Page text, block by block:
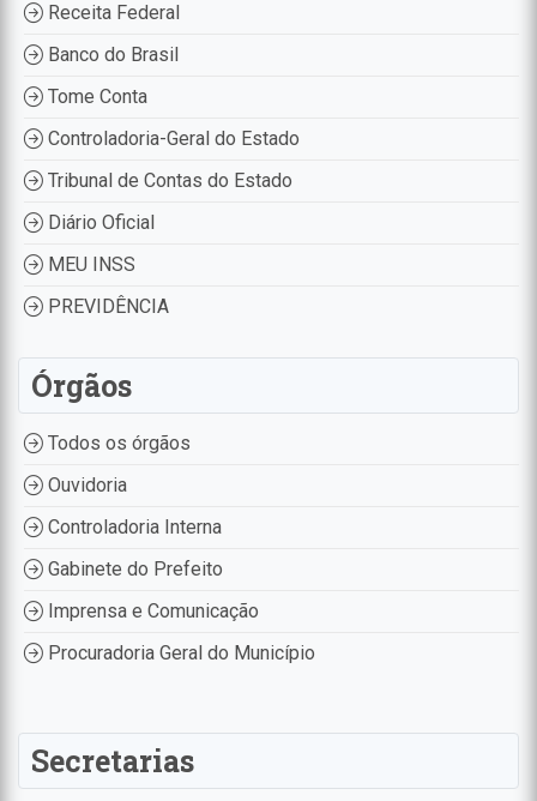
Receita Federal
Banco do Brasil
Tome Conta
Controladoria-Geral do Estado
Tribunal de Contas do Estado
Diário Oficial
MEU INSS
PREVIDÊNCIA
Órgãos
Todos os órgãos
Ouvidoria
Controladoria Interna
Gabinete do Prefeito
Imprensa e Comunicação
Procuradoria Geral do Município
Secretarias